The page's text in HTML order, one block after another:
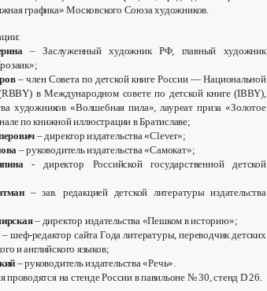
графика» Московского Союза художников.
– Заслуженный художник РФ, главный художник
– член Совета по детской книге России — Национальной
в Международном совете по детской книге (IBBY),
художников «Волшебная пила», лауреат приза «Золотое
по книжной иллюстрации в Братиславе;
– директор издательства «Clever»;
– руководитель издательства «Самокат»;
- директор Российской государственной детской
– зав. редакцией детской литературы издательства
– директор издательства «Пешком в историю»;
– шеф-редактор сайта Года литературы, переводчик детских
и английского языков;
– руководитель издательства «Речь».
проводятся на стенде России в павильоне № 30, стенд D 26.